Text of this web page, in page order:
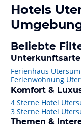
Hotels
Beliebte
Ferienhaus
Ferienwohnung
Komfort &
4 Sterne Hotel
3 Sterne Hotel
Themen &